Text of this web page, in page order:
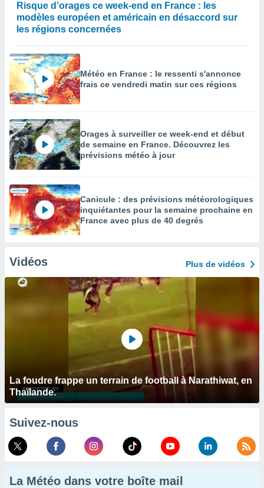
Risque d’orages ce week-end en France : les
modèles européen et américain en désaccord sur
les régions concernées
Météo en France : le ressenti s'annonce
frais ce vendredi matin sur ces régions
Orages à surveiller ce week-end et début
de semaine en France. Découvrez les
prévisions météo à jour
Canicule : des prévisions météorologiques
inquiétantes pour la semaine prochaine en
France avec plus de 40 degrés
Vidéos Plus de vidéos
La foudre frappe un terrain de football à Narathiwat, en
Thaïlande.
Suivez-nous
La Météo dans votre boîte mail